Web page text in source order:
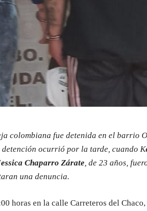
colombiana fue detenida en el barrio
ocurrió por la tarde, cuando K
Chaparro Zárate, de 23 años,
una denuncia.
horas en la calle Carreteros del